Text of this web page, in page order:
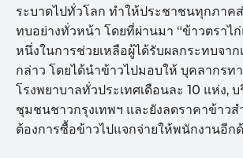
ระบาดไปทั่วโลก ทำให้ประชาชนทุกภาค
ทบอย่างทั่วหน้า โดยที่ผ่านมา “ข้าวตราไก่
หนึ่งในการช่วยเหลือผู้ได้รับผลกระทบจา
กล่าว โดยได้นำข้าวไปมอบให้ บุคลากรท
โรงพยาบาลทั่วประเทศเดือนละ 10 แห่ง,
ชุมชนชาวกรุงเทพฯ และยังลดราคาข้าว
ต้องการซื้อข้าวไปแจกจ่ายให้พนักงานอีก